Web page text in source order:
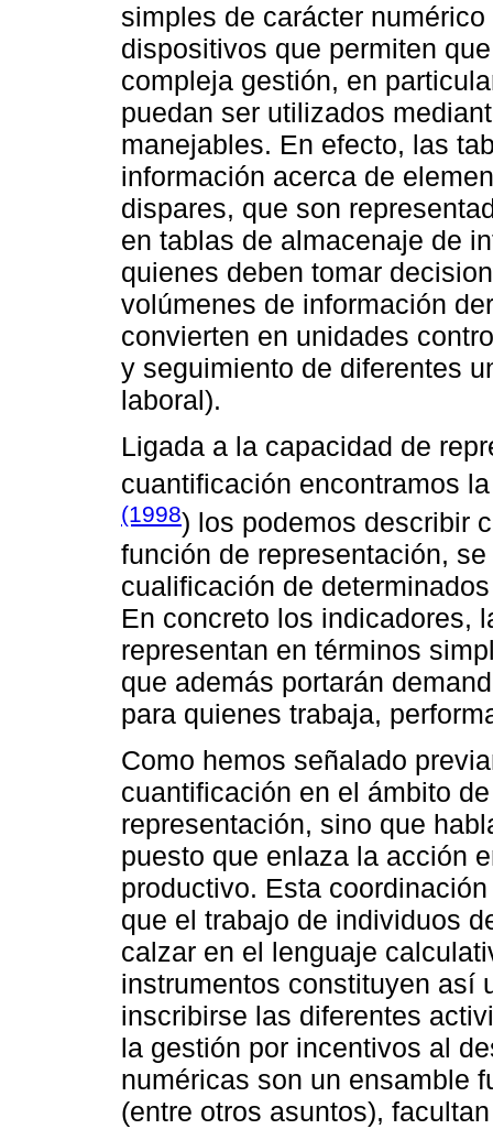
simples de carácter numérico
dispositivos que permiten
compleja gestión, en
puedan ser utilizados
manejables. En efecto, las
información acerca de
dispares, que son
en tablas de almacenaje de
quienes deben tomar
volúmenes de información
convierten en unidades
y seguimiento de diferentes
laboral).
Ligada a la capacidad de
cuantificación encontramos
(1998) los podemos describir
función de representación,
cualificación de
En concreto los indicadores,
representan en términos
que además portarán
para quienes trabaja,
Como hemos señalado
cuantificación en el ámbito
representación, sino que
puesto que enlaza la acción
productivo. Esta
que el trabajo de individuos
calzar en el lenguaje
instrumentos constituyen así
inscribirse las diferentes
la gestión por incentivos al
numéricas son un ensamble
(entre otros asuntos),